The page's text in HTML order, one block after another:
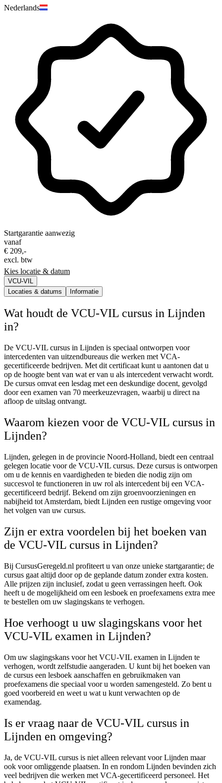
Nederlands
Startgarantie aanwezig
vanaf
€ 209,-
excl. btw
Kies locatie & datum
VCU-VIL
Locaties & datums
Informatie
Wat houdt de VCU-VIL cursus in Lijnden
in?
De VCU-VIL cursus in Lijnden is speciaal ontworpen voor
intercedenten van uitzendbureaus die werken met VCA-
gecertificeerde bedrijven. Met dit certificaat kunt u aantonen dat u
op de hoogte bent van wat er van u als intercedent verwacht wordt.
De cursus omvat een lesdag met een deskundige docent, gevolgd
door een examen van 70 meerkeuzevragen, waarbij u direct na
afloop de uitslag ontvangt.
Waarom kiezen voor de VCU-VIL cursus in
Lijnden?
Lijnden, gelegen in de provincie Noord-Holland, biedt een centraal
gelegen locatie voor de VCU-VIL cursus. Deze cursus is ontworpen
om u de kennis en vaardigheden te bieden die nodig zijn om
succesvol te functioneren in uw rol als intercedent bij een VCA-
gecertificeerd bedrijf. Bekend om zijn groenvoorzieningen en
nabijheid tot Amsterdam, biedt Lijnden een rustige omgeving voor
het volgen van uw cursus.
Zijn er extra voordelen bij het boeken van
de VCU-VIL cursus in Lijnden?
Bij CursusGeregeld.nl profiteert u van onze unieke startgarantie; de
cursus gaat altijd door op de geplande datum zonder extra kosten.
Alle prijzen zijn inclusief, zodat u geen verrassingen heeft. Ook
heeft u de mogelijkheid om een lesboek en proefexamens extra mee
te bestellen om uw slagingskans te verhogen.
Hoe verhoogt u uw slagingskans voor het
VCU-VIL examen in Lijnden?
Om uw slagingskans voor het VCU-VIL examen in Lijnden te
verhogen, wordt zelfstudie aangeraden. U kunt bij het boeken van
de cursus een lesboek aanschaffen en gebruikmaken van
proefexamens die speciaal voor u worden samengesteld. Zo bent u
goed voorbereid en weet u wat u kunt verwachten op de
examendag.
Is er vraag naar de VCU-VIL cursus in
Lijnden en omgeving?
Ja, de VCU-VIL cursus is niet alleen relevant voor Lijnden maar
ook voor omliggende plaatsen. In en rondom Lijnden bevinden zich
veel bedrijven die werken met VCA-gecertificeerd personeel. Het